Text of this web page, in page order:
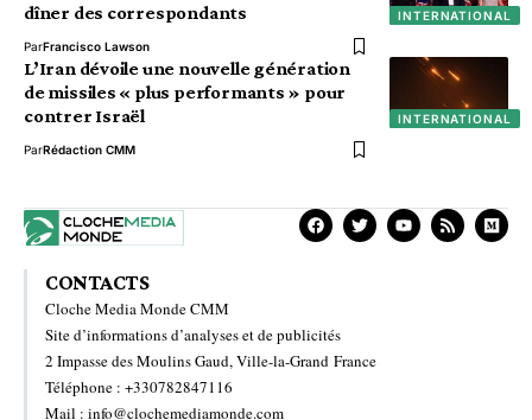
INTERNATIONAL
dîner des correspondants
ParFrancisco Lawson
INTERNATIONAL
L’Iran dévoile une nouvelle génération
de missiles « plus performants » pour
contrer Israël
ParRédaction CMM
CONTACTS
Cloche Media Monde CMM
Site d’informations d’analyses et de publicités
2 Impasse des Moulins Gaud, Ville-la-Grand France
Téléphone : +330782847116
Mail : info@clochemediamonde.com